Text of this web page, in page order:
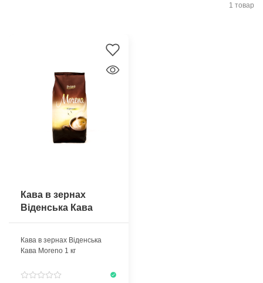
1 товар
Кава в зернах
Віденська Кава
Moreno 1 кг
Кава в зернах Віденська
Кава Moreno 1 кг